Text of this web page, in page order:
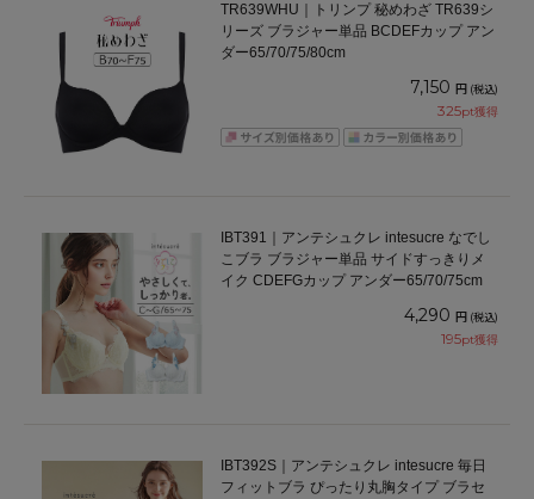
TR639WHU｜トリンプ 秘めわざ TR639シ
リーズ ブラジャー単品 BCDEFカップ アン
ダー65/70/75/80cm
7,150 円 (税込)
325pt獲得
IBT391｜アンテシュクレ intesucre なでし
こブラ ブラジャー単品 サイドすっきりメ
イク CDEFGカップ アンダー65/70/75cm
4,290 円 (税込)
195pt獲得
IBT392S｜アンテシュクレ intesucre 毎日
フィットブラ ぴったり丸胸タイプ ブラセ